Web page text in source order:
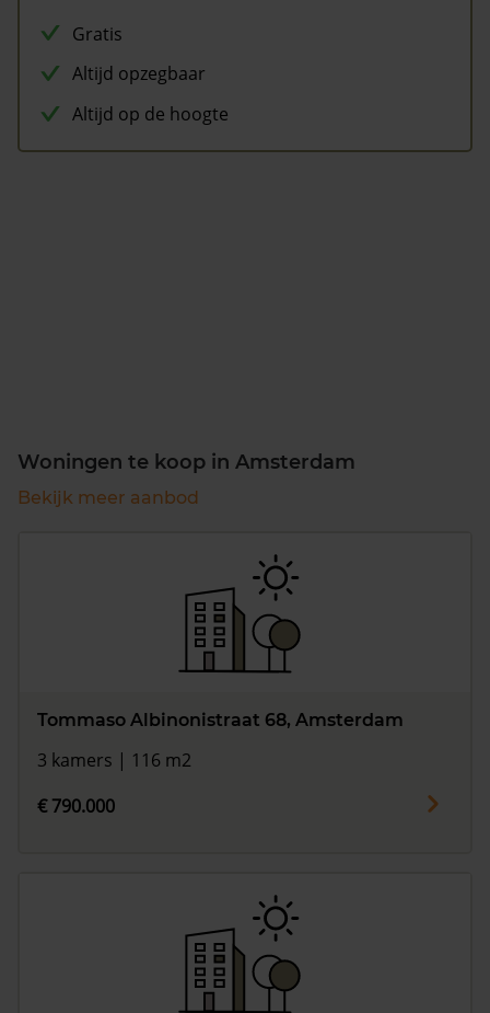
Gratis
Altijd opzegbaar
Altijd op de hoogte
Woningen te koop in Amsterdam
Bekijk meer aanbod
Tommaso Albinonistraat 68, Amsterdam
3 kamers | 116 m2
€ 790.000